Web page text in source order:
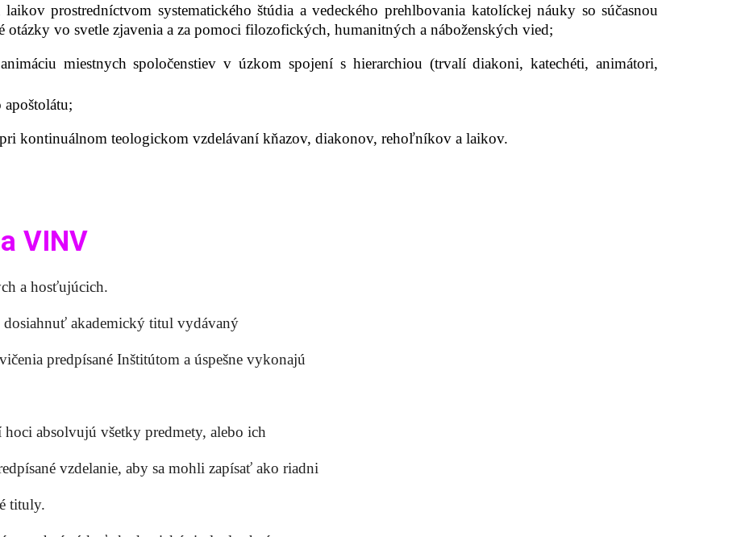
prostredníctvom systematického štúdia a vedeckého prehlbovania katolíckej náuky so súčasnou
vo svetle zjavenia a za pomoci filozofických, humanitných a náboženských vied;
miestnych spoločenstiev v úzkom spojení s hierarchiou (trvalí diakoni, katechéti, animátori,
kontinuálnom teologickom vzdelávaní kňazov, diakonov, rehoľníkov a laikov.
VINV
a hosťujúcich.
akademický titul vydávaný
predpísané Inštitútom a úspešne vykonajú
absolvujú všetky predmety, alebo ich
vzdelanie, aby sa mohli zapísať ako riadni
tituly.